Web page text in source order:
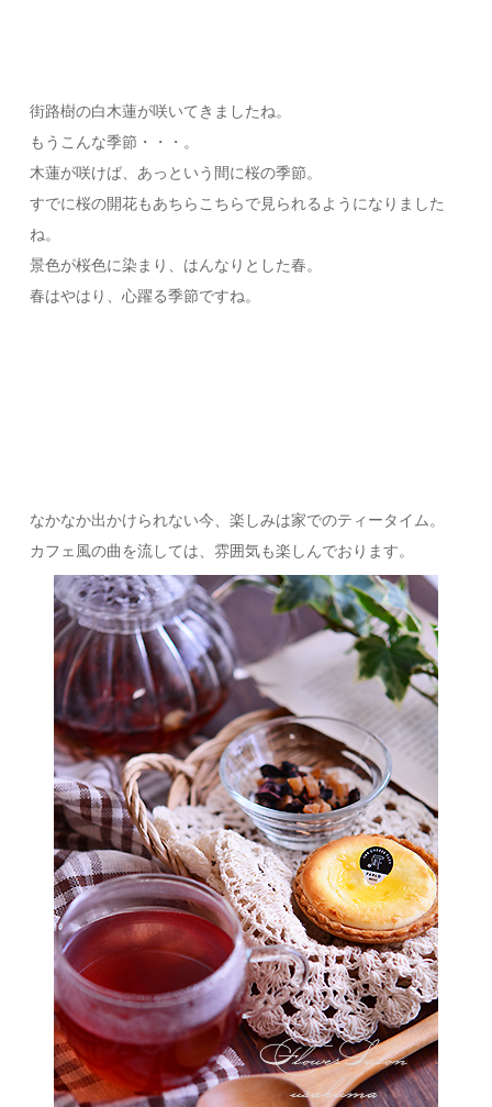
街路樹の白木蓮が咲いてきましたね。
もうこんな季節・・・。
木蓮が咲けば、あっという間に桜の季節。
すでに桜の開花もあちらこちらで見られるようになりました
ね。
景色が桜色に染まり、はんなりとした春。
春はやはり、心躍る季節ですね。
なかなか出かけられない今、楽しみは家でのティータイム。
カフェ風の曲を流しては、雰囲気も楽しんでおります。